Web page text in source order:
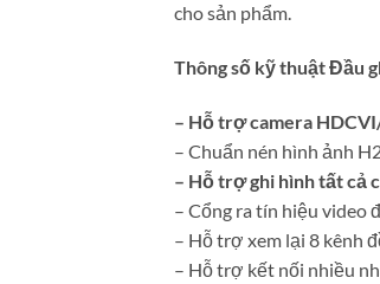
cho sản phẩm.
Thông số kỹ thuật Đầu
– Hỗ trợ camera
– Chuẩn nén hình ảnh
– Hỗ trợ ghi hình tất cả
– Cổng ra tín hiệu
– Hỗ trợ xem lại 8 kênh
– Hỗ trợ kết nối nhiều